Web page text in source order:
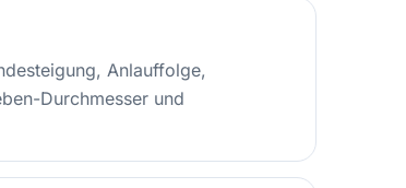
Anlauffolge,
Durchmesser und